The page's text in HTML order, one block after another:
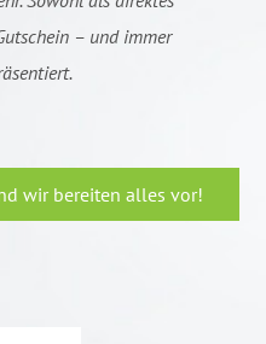
– und immer
wir bereiten alles vor!